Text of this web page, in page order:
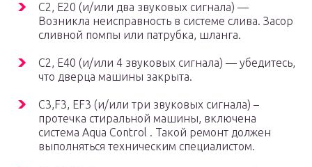
С2, Е20 (и/или два звуковых сигнала) —
Возникла неисправность в системе слива. Засор
сливной помпы или патрубка, шланга.
С2, Е40 (и/или 4 звуковых сигнала) — убедитесь,
что дверца машины закрыта.
С3,F3, EF3 (и/или три звуковых сигнала) –
протечка стиральной машины, включена
система Aqua Control . Такой ремонт должен
выполняться техническим специалистом.